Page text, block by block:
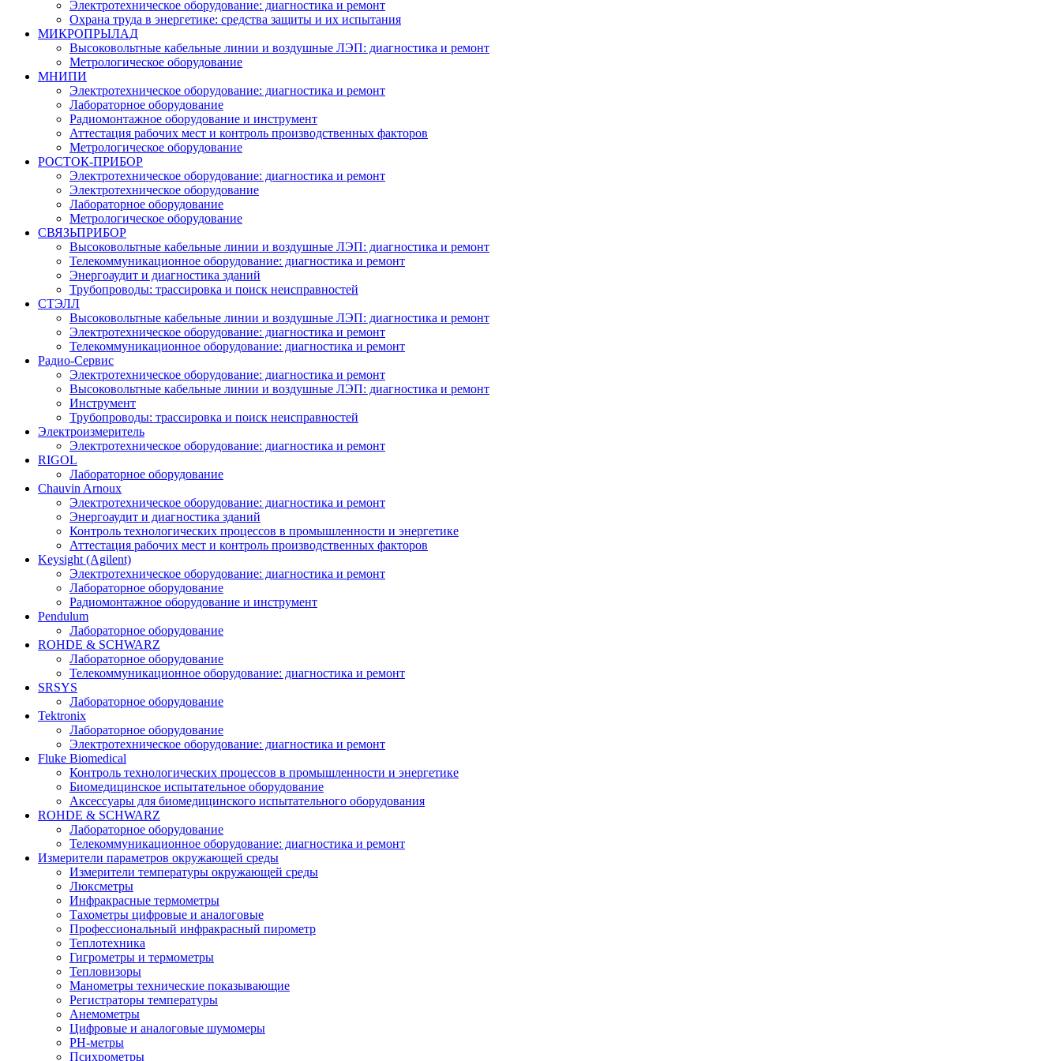
Электротехническое оборудование: диагностика и ремонт
Охрана труда в энергетике: средства защиты и их испытания
МИКРОПРЫЛАД
Высоковольтные кабельные линии и воздушные ЛЭП: диагностика и ремонт
Метрологическое оборудование
МНИПИ
Электротехническое оборудование: диагностика и ремонт
Лабораторное оборудование
Радиомонтажное оборудование и инструмент
Аттестация рабочих мест и контроль производственных факторов
Метрологическое оборудование
РОСТОК-ПРИБОР
Электротехническое оборудование: диагностика и ремонт
Электротехническое оборудование
Лабораторное оборудование
Метрологическое оборудование
СВЯЗЬПРИБОР
Высоковольтные кабельные линии и воздушные ЛЭП: диагностика и ремонт
Телекоммуникационное оборудование: диагностика и ремонт
Энергоаудит и диагностика зданий
Трубопроводы: трассировка и поиск неисправностей
СТЭЛЛ
Высоковольтные кабельные линии и воздушные ЛЭП: диагностика и ремонт
Электротехническое оборудование: диагностика и ремонт
Телекоммуникационное оборудование: диагностика и ремонт
Радио-Cервис
Электротехническое оборудование: диагностика и ремонт
Высоковольтные кабельные линии и воздушные ЛЭП: диагностика и ремонт
Инструмент
Трубопроводы: трассировка и поиск неисправностей
Электроизмеритель
Электротехническое оборудование: диагностика и ремонт
RIGOL
Лабораторное оборудование
Chauvin Arnoux
Электротехническое оборудование: диагностика и ремонт
Энергоаудит и диагностика зданий
Контроль технологических процессов в промышленности и энергетике
Аттестация рабочих мест и контроль производственных факторов
Keysight (Agilent)
Электротехническое оборудование: диагностика и ремонт
Лабораторное оборудование
Радиомонтажное оборудование и инструмент
Pendulum
Лабораторное оборудование
ROHDE & SCHWARZ
Лабораторное оборудование
Телекоммуникационное оборудование: диагностика и ремонт
SRSYS
Лабораторное оборудование
Tektronix
Лабораторное оборудование
Электротехническое оборудование: диагностика и ремонт
Fluke Biomedical
Контроль технологических процессов в промышленности и энергетике
Биомедицинское испытательное оборудование
Аксессуары для биомедицинского испытательного оборудования
ROHDE & SCHWARZ
Лабораторное оборудование
Телекоммуникационное оборудование: диагностика и ремонт
Измерители параметров окружающей среды
Измерители температуры окружающей среды
Люксметры
Инфракрасные термометры
Тахометры цифровые и аналоговые
Профессиональный инфракрасный пирометр
Теплотехника
Гигрометры и термометры
Тепловизоры
Манометры технические показывающие
Регистраторы температуры
Анемометры
Цифровые и аналоговые шумомеры
PH-метры
Психрометры